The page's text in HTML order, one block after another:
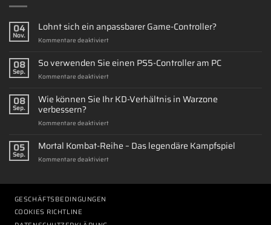
04
Nov.
Lohnt sich ein anpassbarer Game-Controller?
Kommentare deaktiviertfür
sich
ein
anpassbarer
Controller?
08
Sep.
So verwenden Sie einen PS5-Controller am PC
Kommentare deaktiviertfür
verwenden
Sie
PS5-
am
08
Sep.
Wie können Sie Ihr KD-Verhältnis in Warzone
verbessern?
Kommentare deaktiviertfür
können
Sie
Ihr
05
Sep.
Mortal Kombat-Reihe – Das legendäre Kampfspiel
Kommentare deaktiviertfür
GESCHÄFTSBEDINGUNGEN
COOKIES RICHTLINE